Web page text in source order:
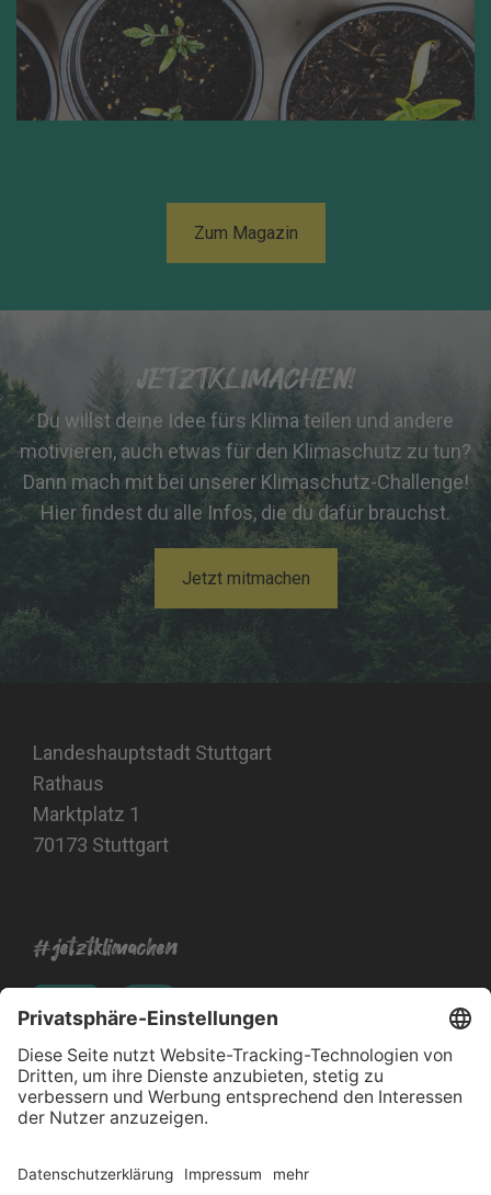
Zum Magazin
JETZTKLIMACHEN!
Du willst deine Idee fürs Klima teilen und andere
motivieren, auch etwas für den Klimaschutz zu tun?
Dann mach mit bei unserer Klimaschutz-Challenge!
Hier findest du alle Infos, die du dafür brauchst.
Jetzt mitmachen
Landeshauptstadt Stuttgart
Rathaus
Marktplatz 1
70173 Stuttgart
#jetztklimachen